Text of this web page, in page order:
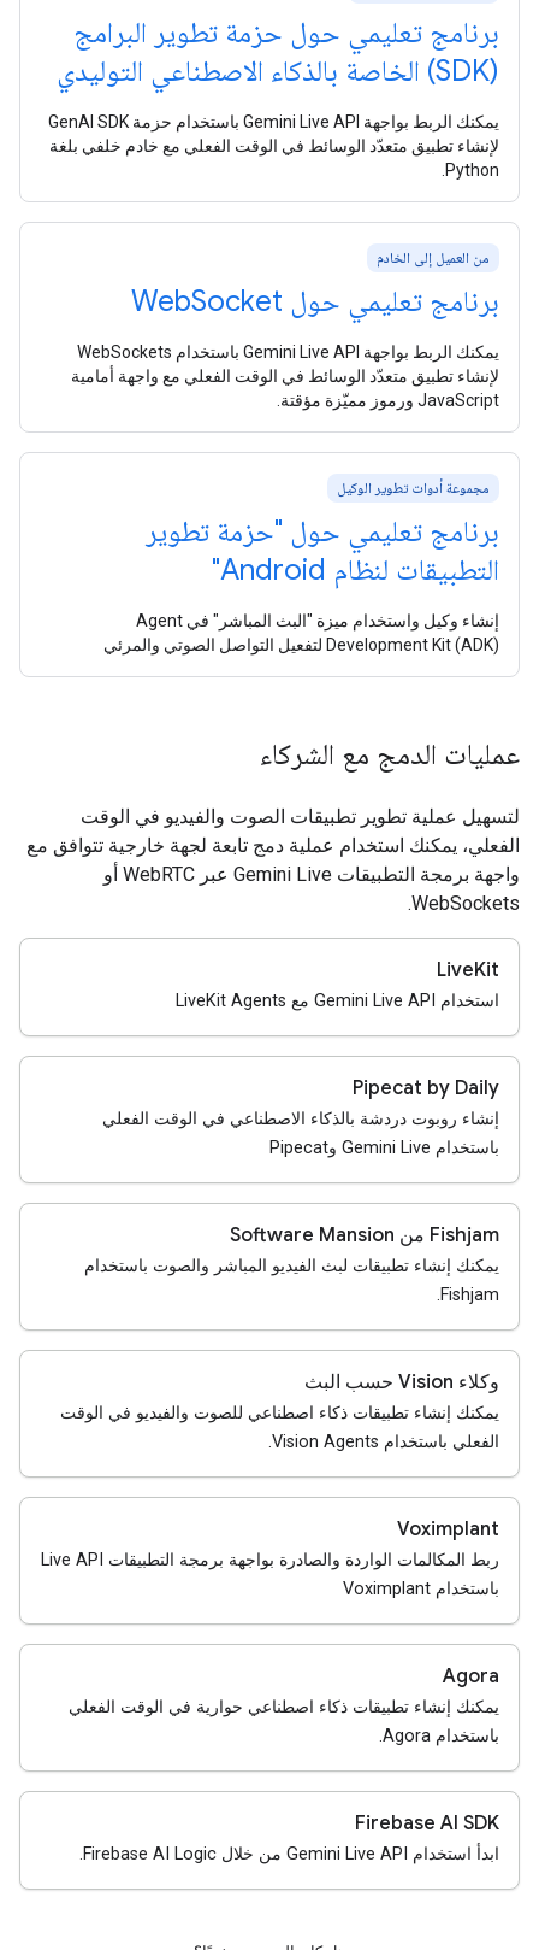
برنامج تعليمي حول حزمة تطوير البرامج
(SDK) الخاصة بالذكاء الاصطناعي التوليدي
يمكنك الربط بواجهة Gemini Live API باستخدام حزمة GenAI SDK
لإنشاء تطبيق متعدّد الوسائط في الوقت الفعلي مع خادم خلفي بلغة
Python.
من العميل إلى الخادم
برنامج تعليمي حول Web Socket
يمكنك الربط بواجهة Gemini Live API باستخدام WebSockets
لإنشاء تطبيق متعدّد الوسائط في الوقت الفعلي مع واجهة أمامية
JavaScript ورموز مميّزة مؤقتة.
مجموعة أدوات تطوير الوكيل
برنامج تعليمي حول "حزمة تطوير
التطبيقات لنظام Android"
إنشاء وكيل واستخدام ميزة "البث المباشر" في Agent
Development Kit (ADK) لتفعيل التواصل الصوتي والمرئي
عمليات الدمج مع الشركاء
لتسهيل عملية تطوير تطبيقات الصوت والفيديو في الوقت
الفعلي، يمكنك استخدام عملية دمج تابعة لجهة خارجية تتوافق مع
واجهة برمجة التطبيقات Gemini Live عبر WebRTC أو
WebSockets.
LiveKit
استخدام Gemini Live API مع LiveKit Agents
Pipecat by Daily
إنشاء روبوت دردشة بالذكاء الاصطناعي في الوقت الفعلي
باستخدام Gemini Live وPipecat
‫Fishjam من Software Mansion
يمكنك إنشاء تطبيقات لبث الفيديو المباشر والصوت باستخدام
Fishjam.
وكلاء Vision حسب البث
يمكنك إنشاء تطبيقات ذكاء اصطناعي للصوت والفيديو في الوقت
الفعلي باستخدام Vision Agents.
Voximplant
ربط المكالمات الواردة والصادرة بواجهة برمجة التطبيقات Live API
باستخدام Voximplant
Agora
يمكنك إنشاء تطبيقات ذكاء اصطناعي حوارية في الوقت الفعلي
باستخدام Agora.
Firebase AI SDK
ابدأ استخدام Gemini Live API من خلال Firebase AI Logic.